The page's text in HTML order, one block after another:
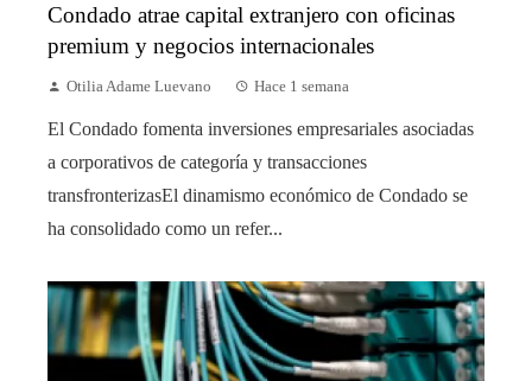
Condado atrae capital extranjero con oficinas
premium y negocios internacionales
Otilia Adame Luevano Hace 1 semana
El Condado fomenta inversiones empresariales asociadas
a corporativos de categoría y transacciones
transfronterizasEl dinamismo económico de Condado se
ha consolidado como un refer...